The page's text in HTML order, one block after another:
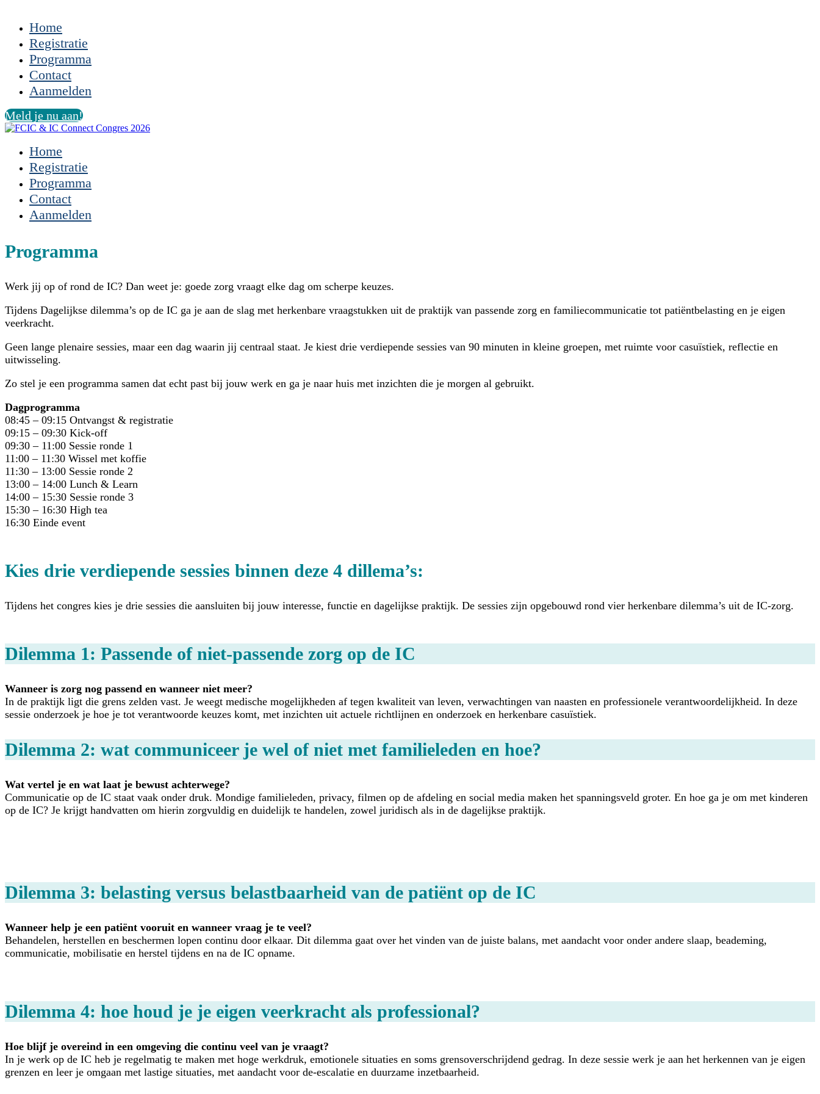
Home
Registratie
Programma
Contact
Aanmelden
Meld je nu aan!
Home
Registratie
Programma
Contact
Aanmelden
Programma
Werk jij op of rond de IC? Dan weet je: goede zorg vraagt elke dag om scherpe keuzes.
Tijdens Dagelijkse dilemma’s op de IC ga je aan de slag met herkenbare vraagstukken uit de praktijk van passende zorg en familiecommunicatie tot patiëntbelasting en je eigen
veerkracht.
Geen lange plenaire sessies, maar een dag waarin jij centraal staat. Je kiest drie verdiepende sessies van 90 minuten in kleine groepen, met ruimte voor casuïstiek, reflectie en
uitwisseling.
Zo stel je een programma samen dat echt past bij jouw werk en ga je naar huis met inzichten die je morgen al gebruikt.
Dagprogramma
08:45 – 09:15 Ontvangst & registratie
09:15 – 09:30 Kick-off
09:30 – 11:00 Sessie ronde 1
11:00 – 11:30 Wissel met koffie
11:30 – 13:00 Sessie ronde 2
13:00 – 14:00 Lunch & Learn
14:00 – 15:30 Sessie ronde 3
15:30 – 16:30 High tea
16:30 Einde event
Kies drie verdiepende sessies binnen deze 4 dillema’s:
Tijdens het congres kies je drie sessies die aansluiten bij jouw interesse, functie en dagelijkse praktijk. De sessies zijn opgebouwd rond vier herkenbare dilemma’s uit de IC-zorg.
Dilemma 1: Passende of niet-passende zorg op de IC
Wanneer is zorg nog passend en wanneer niet meer?
In de praktijk ligt die grens zelden vast. Je weegt medische mogelijkheden af tegen kwaliteit van leven, verwachtingen van naasten en professionele verantwoordelijkheid. In deze
sessie onderzoek je hoe je tot verantwoorde keuzes komt, met inzichten uit actuele richtlijnen en onderzoek en herkenbare casuïstiek.
Dilemma 2: wat communiceer je wel of niet met familieleden en hoe?
Wat vertel je en wat laat je bewust achterwege?
Communicatie op de IC staat vaak onder druk. Mondige familieleden, privacy, filmen op de afdeling en social media maken het spanningsveld groter. En hoe ga je om met kinderen
op de IC? Je krijgt handvatten om hierin zorgvuldig en duidelijk te handelen, zowel juridisch als in de dagelijkse praktijk.
Dilemma 3: belasting versus belastbaarheid van de patiënt op de IC
Wanneer help je een patiënt vooruit en wanneer vraag je te veel?
Behandelen, herstellen en beschermen lopen continu door elkaar. Dit dilemma gaat over het vinden van de juiste balans, met aandacht voor onder andere slaap, beademing,
communicatie, mobilisatie en herstel tijdens en na de IC opname.
Dilemma 4: hoe houd je je eigen veerkracht als professional?
Hoe blijf je overeind in een omgeving die continu veel van je vraagt?
In je werk op de IC heb je regelmatig te maken met hoge werkdruk, emotionele situaties en soms grensoverschrijdend gedrag. In deze sessie werk je aan het herkennen van je eigen
grenzen en leer je omgaan met lastige situaties, met aandacht voor de-escalatie en duurzame inzetbaarheid.